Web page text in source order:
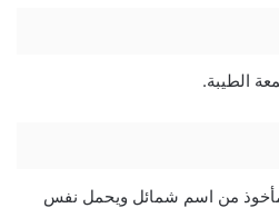
الطيبة.
من اسم شمائل ويحمل نفس